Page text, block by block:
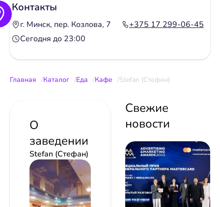
Контакты
г. Минск, пер. Козлова, 7
+375 17 299-06-45
Сегодня до 23:00
Главная Каталог Еда Кафе Stefan (Стефан)
О
заведении
Stefan (Стефан)
Свежие
новости